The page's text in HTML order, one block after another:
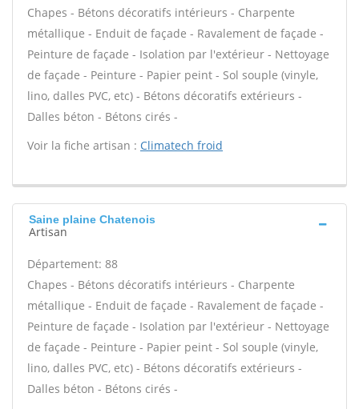
Chapes - Bétons décoratifs intérieurs - Charpente
métallique - Enduit de façade - Ravalement de façade -
Peinture de façade - Isolation par l'extérieur - Nettoyage
de façade - Peinture - Papier peint - Sol souple (vinyle,
lino, dalles PVC, etc) - Bétons décoratifs extérieurs -
Dalles béton - Bétons cirés -
Voir la fiche artisan : Climatech froid
Saine plaine Chatenois
Artisan
Département: 88
Chapes - Bétons décoratifs intérieurs - Charpente
métallique - Enduit de façade - Ravalement de façade -
Peinture de façade - Isolation par l'extérieur - Nettoyage
de façade - Peinture - Papier peint - Sol souple (vinyle,
lino, dalles PVC, etc) - Bétons décoratifs extérieurs -
Dalles béton - Bétons cirés -